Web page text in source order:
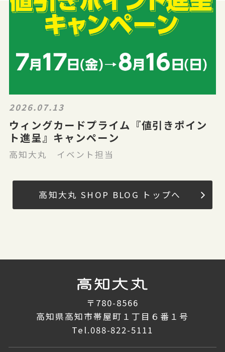
2026.07.13
ウィングカードプライム『値引きポイン
ト進呈』キャンペーン
高知大丸 イベント担当
高知大丸 SHOP BLOG トップへ
〒780-8566
高知県高知市帯屋町１丁目６番１号
Tel.088-822-5111